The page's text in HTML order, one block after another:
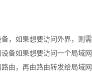
，如果想要访问外界，则需
备如果想要访问一个局域
由，再由路由转发给局域